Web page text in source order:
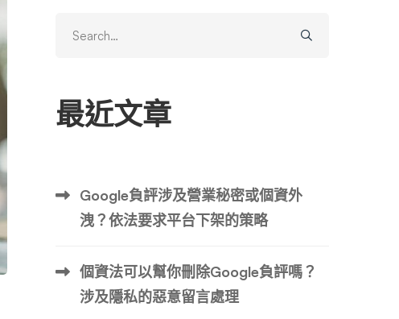
for:
最近文章
Google負評涉及營業秘密或個資外
洩？依法要求平台下架的策略
個資法可以幫你刪除Google負評嗎？
涉及隱私的惡意留言處理